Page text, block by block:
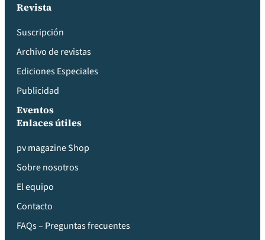
Revista
Suscripción
Archivo de revistas
Ediciones Especiales
Publicidad
Eventos
Enlaces útiles
pv magazine Shop
Sobre nosotros
El equipo
Contacto
FAQs – Preguntas frecuentes